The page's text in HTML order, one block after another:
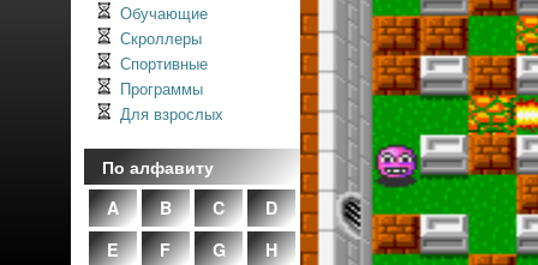
Обучающие
Скроллеры
Спортивные
Программы
Для взрослых
По алфавиту
A
B C
D
E
F G
H